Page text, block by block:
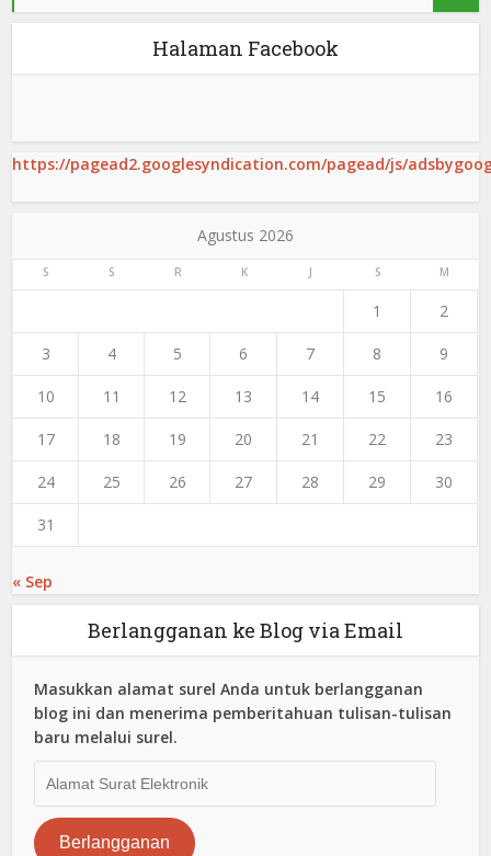
Halaman Facebook
https://pagead2.googlesyndication.com/pagead/js/
Agustus 2026
S S R K J S M
1 2
3 4 5 6 7 8 9
10 11 12 13 14 15 16
17 18 19 20 21 22 23
24 25 26 27 28 29 30
31
« Sep
Berlangganan ke Blog via Email
Masukkan alamat surel Anda untuk berlangganan
blog ini dan menerima pemberitahuan tulisan-tulisan
baru melalui surel.
Surat
Elektronik
Berlangganan